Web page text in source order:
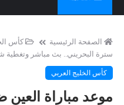
الصفحة الرئيسية كأس
سترة البحريني.. بث مباشر وتغطية
كأس الخليج العربي
موعد مباراة